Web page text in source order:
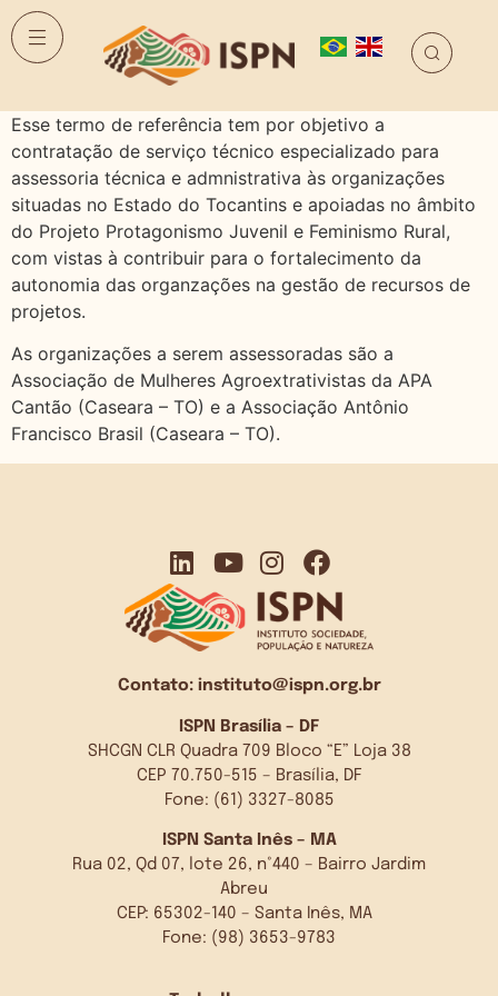
Esse termo de referência tem por objetivo a
contratação de serviço técnico especializado para
assessoria técnica e admnistrativa às organizações
situadas no Estado do Tocantins e apoiadas no âmbito
do Projeto Protagonismo Juvenil e Feminismo Rural,
com vistas à contribuir para o fortalecimento da
autonomia das organzações na gestão de recursos de
projetos.
As organizações a serem assessoradas são a
Associação de Mulheres Agroextrativistas da APA
Cantão (Caseara – TO) e a Associação Antônio
Francisco Brasil (Caseara – TO).
Contato: instituto@ispn.org.br
ISPN Brasília – DF
SHCGN CLR Quadra 709 Bloco “E” Loja 38
CEP 70.750-515 – Brasília, DF
Fone: (61) 3327-8085
ISPN Santa Inês – MA
Rua 02, Qd 07, lote 26, n°440 – Bairro Jardim
Abreu
CEP: 65302-140 – Santa Inês, MA
Fone: (98) 3653-9783